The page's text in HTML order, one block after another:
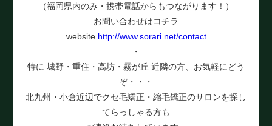
（福岡県内のみ・携帯電話からもつながります！）
お問い合わせはコチラ
website http://www.sorari.net/contact
・
特に 城野・重住・高坊・霧が丘 近隣の方、お気軽にどう
ぞ・・・
北九州・小倉近辺でクセ毛矯正・縮毛矯正のサロンを探し
てらっしゃる方も